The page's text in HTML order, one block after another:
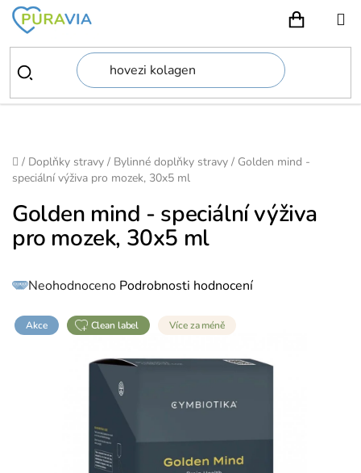
Přejít
obsah
Domů
/ Doplňky stravy / Bylinné doplňky stravy / Golden mind -
speciální výživa pro mozek, 30x5 ml
Golden mind - speciální výživa
pro mozek, 30x5 ml
Průměrné
hodnocení
0,0
5
Neohodnoceno Podrobnosti hodnocení
Akce clean label Více za méně